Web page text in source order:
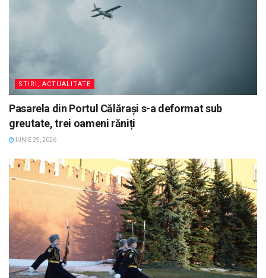
STIRI, ACTUALITATE
Pasarela din Portul Călărași s-a deformat sub
greutate, trei oameni răniți
IUNIE 29, 2026